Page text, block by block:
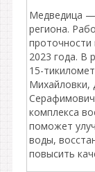
Медведица —
региона.
проточности
2023 года. В
15-
Михайловки,
комплекса
поможет
воды,
повысить